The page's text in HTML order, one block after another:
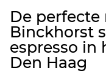
De perfecte
Binckhorst
espresso in
Den Haag